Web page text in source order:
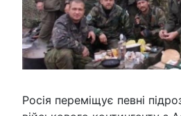
Росія переміщує певні